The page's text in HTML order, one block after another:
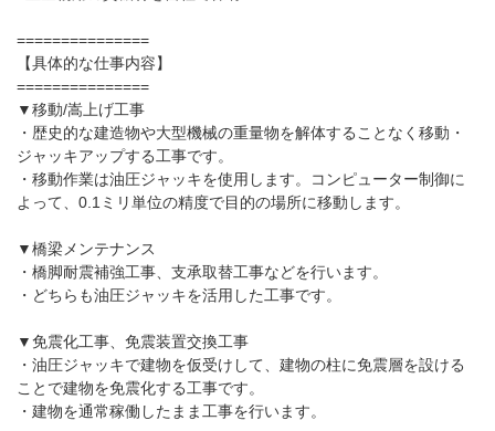
===============
【具体的な仕事内容】
===============
▼移動/嵩上げ工事
・歴史的な建造物や大型機械の重量物を解体することなく移動・
ジャッキアップする工事です。
・移動作業は油圧ジャッキを使用します。コンピューター制御に
よって、0.1ミリ単位の精度で目的の場所に移動します。
▼橋梁メンテナンス
・橋脚耐震補強工事、支承取替工事などを行います。
・どちらも油圧ジャッキを活用した工事です。
▼免震化工事、免震装置交換工事
・油圧ジャッキで建物を仮受けして、建物の柱に免震層を設ける
ことで建物を免震化する工事です。
・建物を通常稼働したまま工事を行います。